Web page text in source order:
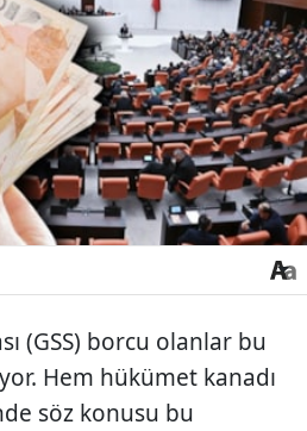
(GSS) borcu olanlar bu
Hem hükümet kanadı
söz konusu bu